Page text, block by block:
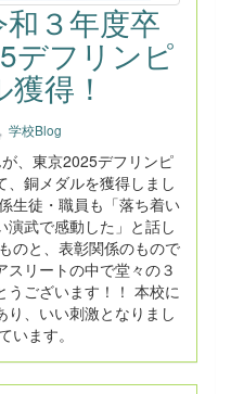
３年度卒
フリンピ
得！
学校Blog
、東京2025デフリンピ
、銅メダルを獲得しまし
生徒・職員も「落ち着い
演武で感動した」と話し
のと、表彰関係のもので
リートの中で堂々の３
うございます！！ 本校に
り、いい刺激となりまし
います。